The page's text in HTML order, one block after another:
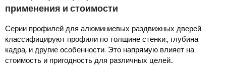
применения и стоимости
Серии профилей для алюминиевых раздвижных дверей
классифицируют профили по толщине стенки., глубина
кадра, и другие особенности. Это напрямую влияет на
стоимость и пригодность для различных целей..